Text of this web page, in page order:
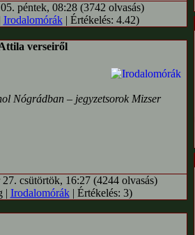
péntek, 08:28 (3742 olvasás)
Irodalomórák| Értékelés: 4.42)
verseiről
Nógrádban – jegyzetsorok Mizser
csütörtök, 16:27 (4244 olvasás)
| Irodalomórák| Értékelés: 3)